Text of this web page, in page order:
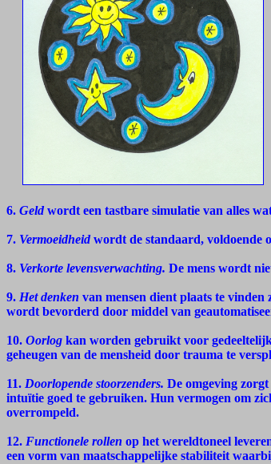
6. Geld wordt een tastbare simulatie van alles
7. Vermoeidheid wordt de standaard, voldoende
8. Verkorte levensverwachting. De mens wordt
9. Het denken van mensen dient plaats te
wordt bevorderd door middel van
10. Oorlog kan worden gebruikt voor
geheugen van de mensheid door trauma te
11. Doorlopende stoorzenders. De omgeving
intuïtie goed te gebruiken. Hun vermogen om
overrompeld.
12. Functionele rollen op het wereldtoneel
een vorm van maatschappelijke stabiliteit